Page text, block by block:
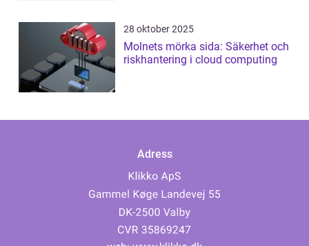
28 oktober 2025
Molnets mörka sida: Säkerhet och
riskhantering i cloud computing
Adress